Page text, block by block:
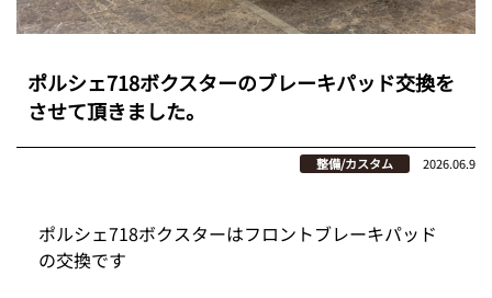
ポルシェ718ボクスターのブレーキパッド交換を
させて頂きました。
整備/カスタム 2026.06.9
ポルシェ718ボクスターはフロントブレーキパッド
の交換です